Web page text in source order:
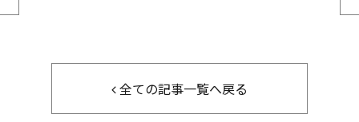
全ての記事一覧へ戻る